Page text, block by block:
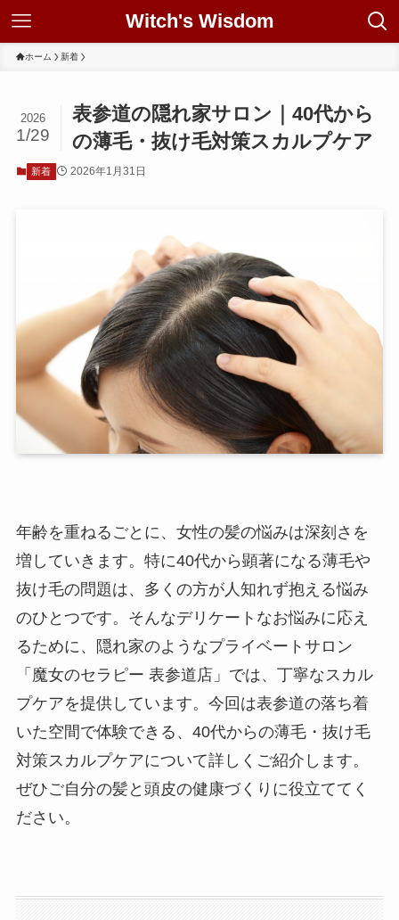
Witch's Wisdom
ホーム 新着
表参道の隠れ家サロン｜40代から
の薄毛・抜け毛対策スカルプケア
2026
1/29
新着 2026年1月31日
年齢を重ねるごとに、女性の髪の悩みは深刻さを
増していきます。特に40代から顕著になる薄毛や
抜け毛の問題は、多くの方が人知れず抱える悩み
のひとつです。そんなデリケートなお悩みに応え
るために、隠れ家のようなプライベートサロン
「魔女のセラピー 表参道店」では、丁寧なスカル
プケアを提供しています。今回は表参道の落ち着
いた空間で体験できる、40代からの薄毛・抜け毛
対策スカルプケアについて詳しくご紹介します。
ぜひご自分の髪と頭皮の健康づくりに役立ててく
ださい。